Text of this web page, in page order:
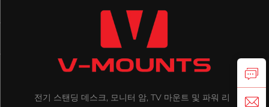
전기 스탠딩 데스크, 모니터 암, TV 마운트 및 파워 리